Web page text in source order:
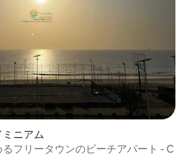
ニアム
フリータウンのビーチアパート - C